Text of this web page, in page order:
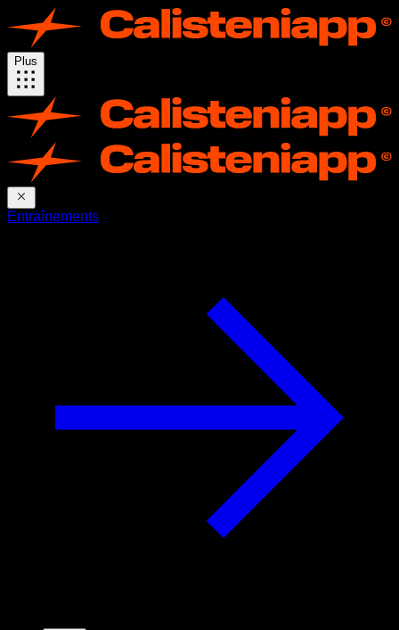
Plus
Entraînements